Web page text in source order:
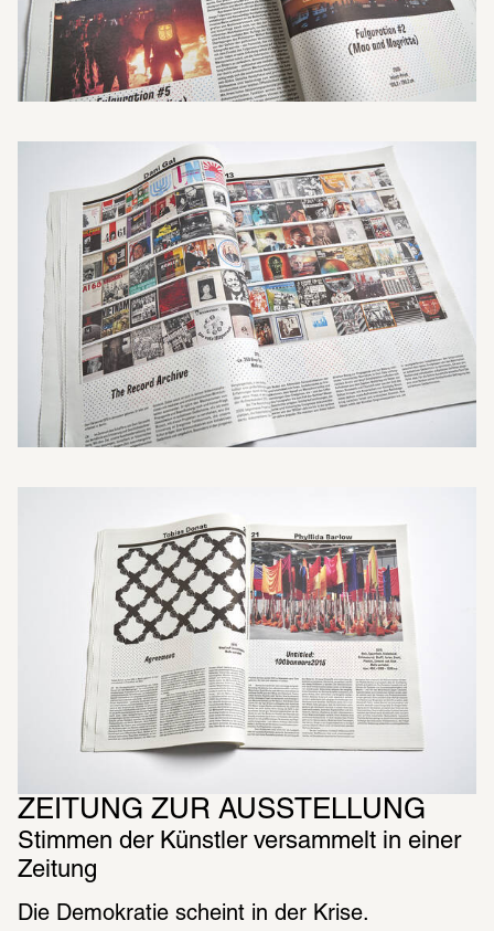
ZEITUNG ZUR AUSSTELLUNG
Stimmen der Künstler versammelt in einer
Zeitung
Die Demokratie scheint in der Krise.